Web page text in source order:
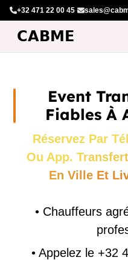
+32 471 22 00 45·
Event
Fiables À
Réservez Par
Ou App.
En Ville Et
• Chauffeurs
• Appelez le +32